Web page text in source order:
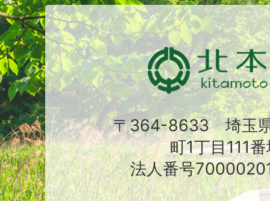
〒364-8633 埼玉
町1丁目111
法人番号